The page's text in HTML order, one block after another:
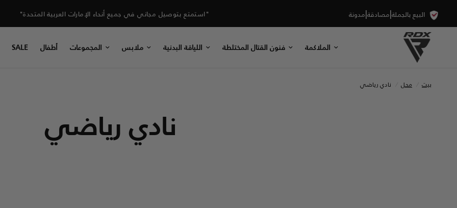
البيع بالجملة|مصادقة|مدونة "استمتع بتوصيل مجاني في جميع أنحاء الإمارات العربية المتحدة"
الملاكمة فنون القتال المختلطة اللياقة البدنية ملابس المجموعات أطفال SALE
بيت محل نادي رياضي
نادي رياضي